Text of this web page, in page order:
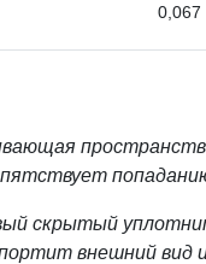
0,067
скрытый
внешний вид